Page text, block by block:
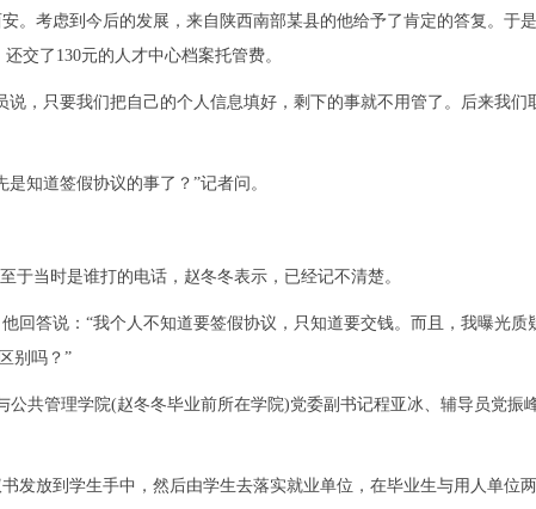
考虑到今后的发展，来自陕西南部某县的他给予了肯定的答复。于
交了130元的人才中心档案托管费。
，只要我们把自己的个人信息填好，剩下的事就不用管了。后来我们
知道签假协议的事了？”记者问。
当时是谁打的电话，赵冬冬表示，已经记不清楚。
答说：“我个人不知道要签假协议，只知道要交钱。而且，我曝光质
别吗？”
共管理学院(赵冬冬毕业前所在学院)党委副书记程亚冰、辅导员党振
放到学生手中，然后由学生去落实就业单位，在毕业生与用人单位